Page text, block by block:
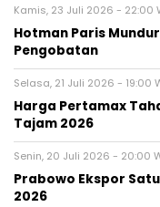
Kamis, 23 Juli 2026 - 22:00
Hotman Paris
Pengobatan
Selasa, 21 Juli 2026 - 19:00
Harga Pertamax
Tajam 2026
Senin, 20 Juli 2026 - 20:00
Prabowo Ekspor
2026